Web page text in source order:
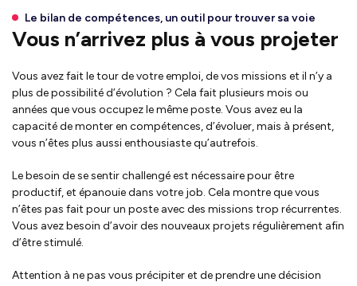
Le bilan de compétences, un outil pour trouver sa voie
Vous n’arrivez plus à vous projeter
Vous avez fait le tour de votre emploi, de vos missions et il n’y a
plus de possibilité d’évolution ? Cela fait plusieurs mois ou
années que vous occupez le même poste. Vous avez eu la
capacité de monter en compétences, d’évoluer, mais à présent,
vous n’êtes plus aussi enthousiaste qu’autrefois.
Le besoin de se sentir challengé est nécessaire pour être
productif, et épanouie dans votre job. Cela montre que vous
n’êtes pas fait pour un poste avec des missions trop récurrentes.
Vous avez besoin d’avoir des nouveaux projets régulièrement afin
d’être stimulé.
Attention à ne pas vous précipiter et de prendre une décision